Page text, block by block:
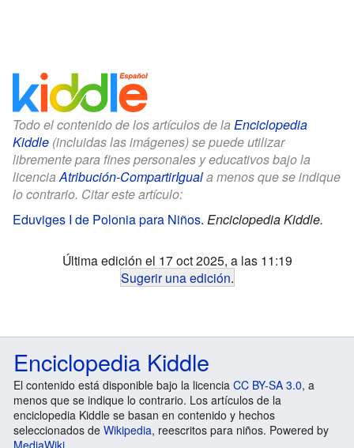
Todo el contenido de los artículos de la Enciclopedia
Kiddle (incluidas las imágenes) se puede utilizar
libremente para fines personales y educativos bajo la
licenciaAtribución-CompartirIguala menos que se indique
lo contrario. Citar este artículo:
Eduviges I de Polonia para Niños. Enciclopedia Kiddle.
Última edición el 17 oct 2025, a las 11:19
Sugerir una edición.
Enciclopedia Kiddle
El contenido está disponible bajo la licencia CC BY-SA 3.0, a
menos que se indique lo contrario. Los artículos de la
enciclopedia Kiddle se basan en contenido y hechos
seleccionados de Wikipedia, reescritos para niños. Powered by